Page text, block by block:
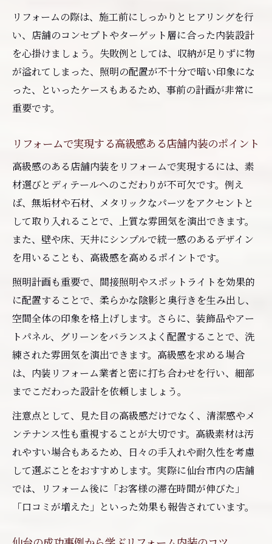
リフォームの際は、施工前にしっかりとヒアリングを行
い、店舗のコンセプトやターゲット層に合った内装設計
を心掛けましょう。失敗例としては、収納が足りずに物
が溢れてしまった、照明の配置が不十分で暗い印象にな
った、といったケースもあるため、事前の計画が非常に
重要です。
リフォームで実現する高級感ある店舗内装のポイント
高級感のある店舗内装をリフォームで実現するには、素
材選びとディテールへのこだわりが不可欠です。例え
ば、無垢材や石材、メタリックなパーツをアクセントと
して取り入れることで、上質な雰囲気を演出できます。
また、壁や床、天井にシンプルで統一感のあるデザイン
を用いることも、高級感を高めるポイントです。
照明計画も重要で、間接照明やスポットライトを効果的
に配置することで、柔らかな陰影と奥行きを生み出し、
空間全体の印象を格上げします。さらに、装飾品やアー
トパネル、グリーンをバランスよく配置することで、洗
練された雰囲気を演出できます。高級感を求める場合
は、内装リフォーム業者と密に打ち合わせを行い、細部
までこだわった設計を依頼しましょう。
注意点として、見た目の高級感だけでなく、清潔感やメ
ンテナンス性も重視することが大切です。高級素材は汚
れやすい場合もあるため、日々の手入れや耐久性を考慮
して選ぶことをおすすめします。実際に仙台市内の店舗
では、リフォーム後に「お客様の滞在時間が伸びた」
「口コミが増えた」といった効果も報告されています。